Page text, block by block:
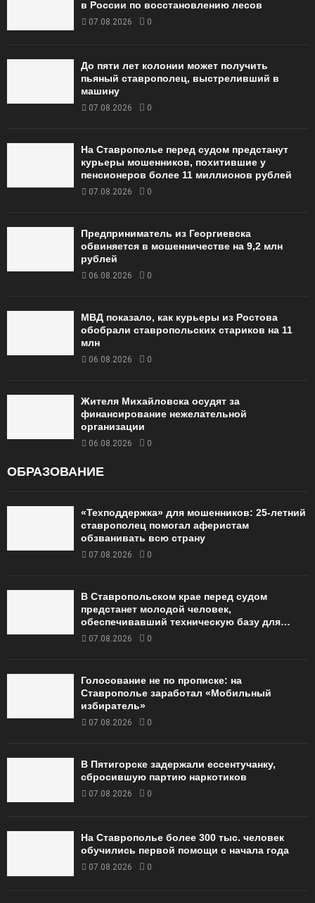
в России по восстановлению лесов
07.08.2026 0
До пяти лет колонии может получить
пьяный ставрополец, выстреливший в
машину
07.08.2026 0
На Ставрополье перед судом предстанут
курьеры мошенников, похитившие у
пенсионеров более 11 миллионов рублей
07.08.2026 0
Предприниматель из Георгиевска
обвиняется в мошенничестве на 9,2 млн
рублей
06.08.2026 0
МВД показало, как курьеры из Ростова
обобрали ставропольских стариков на 11
млн
06.08.2026 0
Жителя Михайловска осудят за
финансирование нежелательной
организации
06.08.2026 0
ОБРАЗОВАНИЕ
«Техподдержка» для мошенников: 25-летний
ставрополец помогал аферистам
обзванивать всю страну
07.08.2026 0
В Ставропольском крае перед судом
предстанет молодой человек,
обеспечивавший техническую базу для…
07.08.2026 0
Голосование не по прописке: на
Ставрополье заработал «Мобильный
избиратель»
07.08.2026 0
В Пятигорске задержали ессентучанку,
сбросившую партию наркотиков
07.08.2026 0
На Ставрополье более 300 тыс. человек
обучились первой помощи с начала года
07.08.2026 0